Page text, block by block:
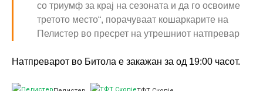
со триумф за крај на сезоната и да го освоиме
третото место“, порачуваат кошаркарите на
Пелистер во пресрет на утрешниот натпревар
Натпреварот во Битола е закажан за од 19:00 часот.